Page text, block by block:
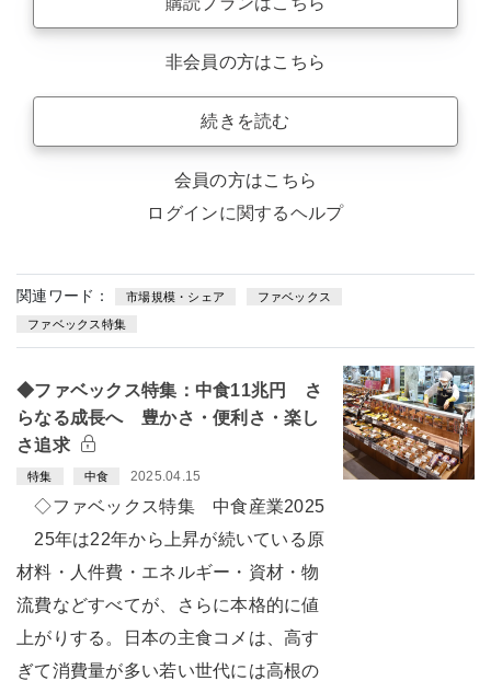
非会員の方はこちら
続きを読む
会員の方はこちら
ログインに関するヘルプ
関連ワード： 市場規模・シェア ファベックス
ファベックス特集
◆ファベックス特集：中食11兆円 さ
らなる成長へ 豊かさ・便利さ・楽し
さ追求
特集 中食 2025.04.15
◇ファベックス特集 中食産業2025
25年は22年から上昇が続いている原
材料・人件費・エネルギー・資材・物
流費などすべてが、さらに本格的に値
上がりする。日本の主食コメは、高す
ぎて消費量が多い若い世代には高根の